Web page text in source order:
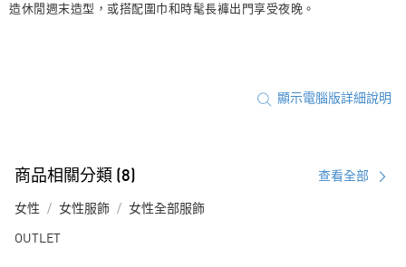
造休閒週末造型，或搭配圍巾和時髦長褲出門享受夜晚。
顯示電腦版詳細說明
商品相關分類 (8) 查看全部
女性 女性服飾 女性全部服飾
OUTLET